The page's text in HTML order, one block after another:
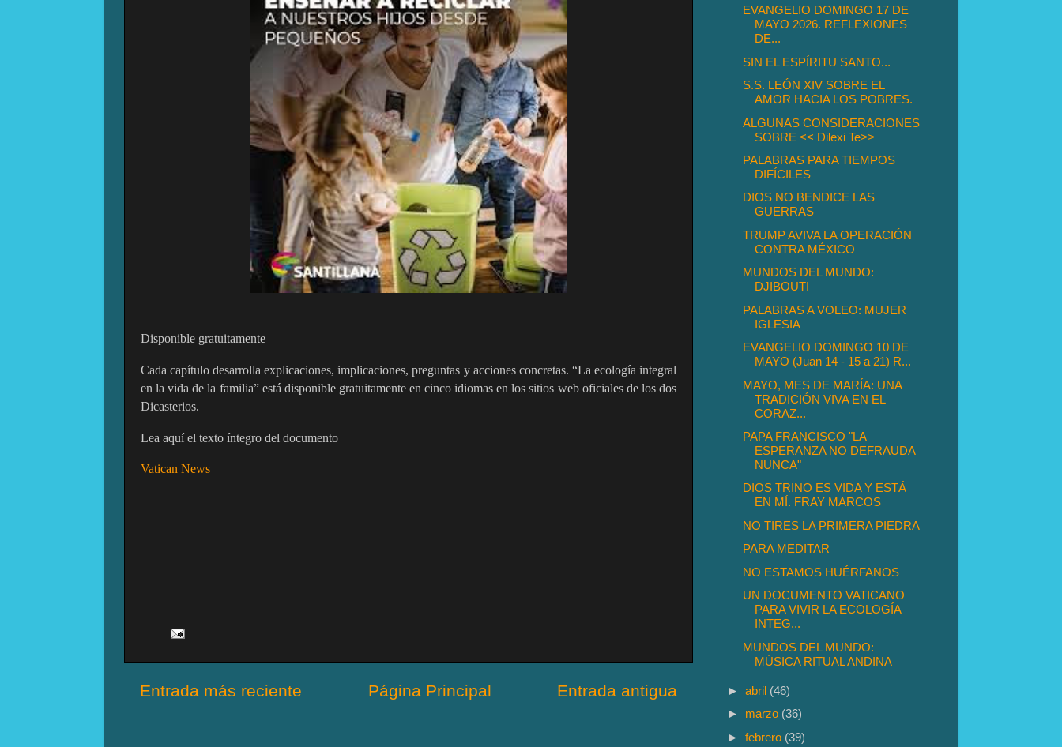
Disponible gratuitamente
Cada capítulo desarrolla explicaciones, implicaciones, preguntas y acciones concretas. “La ecología integral
en la vida de la familia” está disponible gratuitamente en cinco idiomas en los sitios web oficiales de los dos
Dicasterios.
Lea aquí el texto íntegro del documento
Vatican News
Entrada más reciente Entrada antigua
Página Principal
EVANGELIO DOMINGO 17 DE
MAYO 2026. REFLEXIONES
DE...
SIN EL ESPÍRITU SANTO...
S.S. LEÓN XIV SOBRE EL
AMOR HACIA LOS POBRES.
ALGUNAS CONSIDERACIONES
SOBRE << Dilexi Te>>
PALABRAS PARA TIEMPOS
DIFÍCILES
DIOS NO BENDICE LAS
GUERRAS
TRUMP AVIVA LA OPERACIÓN
CONTRA MÉXICO
MUNDOS DEL MUNDO:
DJIBOUTI
PALABRAS A VOLEO: MUJER
IGLESIA
EVANGELIO DOMINGO 10 DE
MAYO (Juan 14 - 15 a 21) R...
MAYO, MES DE MARÍA: UNA
TRADICIÓN VIVA EN EL
CORAZ...
PAPA FRANCISCO "LA
ESPERANZA NO DEFRAUDA
NUNCA"
DIOS TRINO ES VIDA Y ESTÁ
EN MÍ. FRAY MARCOS
NO TIRES LA PRIMERA PIEDRA
PARA MEDITAR
NO ESTAMOS HUÉRFANOS
UN DOCUMENTO VATICANO
PARA VIVIR LA ECOLOGÍA
INTEG...
MUNDOS DEL MUNDO:
MÚSICA RITUAL ANDINA
►abril (46)
► marzo (36)
►febrero (39)